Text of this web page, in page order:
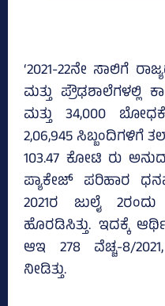
‘2021-22ನೇ ಸಾಲಿಗೆ
ಮತ್ತು ಪ್ರೌಢಶಾಲೆಗಳಲ್ಲಿ
ಮತ್ತು 34,000
2,06,945 ಸಿಬ್ಬಂದಿಗಳಿಗೆ
103.47 ಕೋಟಿ ರು
ಪ್ಯಾಕೇಜ್‌ ಪರಿಹಾರ
2021ರ ಜುಲೈ
ಹೊರಡಿಸಿತ್ತು. ಇದಕ್ಕೆ
ಆಇ 278 ವೆಚ್ಚ-8/
ನೀಡಿತ್ತು.